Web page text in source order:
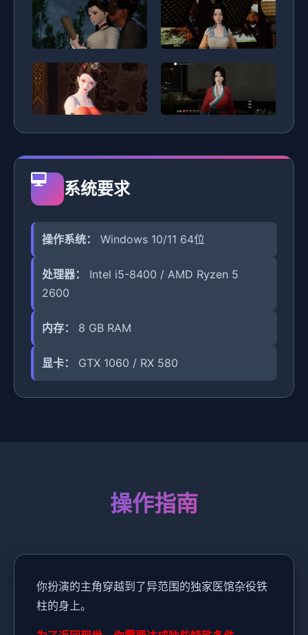
系统要求
操作系统： Windows 10/11 64位
处理器：
Intel i5-8400 / AMD Ryzen 5
2600
内存： 8 GB RAM
显卡： GTX 1060 / RX 580
操作指南
你扮演的主角穿越到了异范围的独家医馆杂役铁
柱的身上。